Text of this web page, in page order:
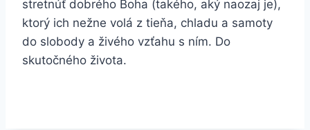
stretnúť dobrého Boha (takého, aký naozaj je),
ktorý ich nežne volá z tieňa, chladu a samoty
do slobody a živého vzťahu s ním. Do
skutočného života.